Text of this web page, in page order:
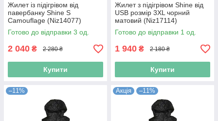
Жилет із підігрівом від
павербанку Shine S
Camouflage (Niz14077)
Готово до відправки 3 од.
2 040 ₴ 2 280 ₴
Купити
Жилет з підігрівом Shine від
USB розмір 3XL чорний
матовий (Niz17114)
Готово до відправки 1 од.
1 940 ₴ 2 180 ₴
Купити
–11% Акція –11%